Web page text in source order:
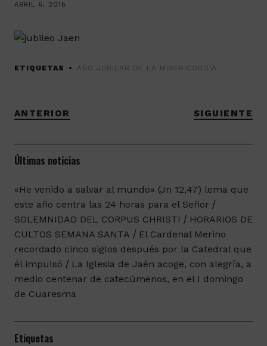
ABRIL 6, 2016
ETIQUETAS AÑO JUBILAR DE LA MISERICORDIA
ANTERIOR SIGUIENTE
Últimas noticias
«He venido a salvar al mundo» (Jn 12,47) lema que
este año centra las 24 horas para el Señor
SOLEMNIDAD DEL CORPUS CHRISTI
HORARIOS DE
CULTOS SEMANA SANTA
El Cardenal Merino
recordado cinco siglos después por la Catedral que
él impulsó
La Iglesia de Jaén acoge, con alegría, a
medio centenar de catecúmenos, en el I domingo
de Cuaresma
Etiquetas